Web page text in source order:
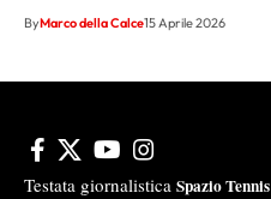
ByMarco della Calce15 Aprile 2026
Testata giornalistica Spazio Tennis